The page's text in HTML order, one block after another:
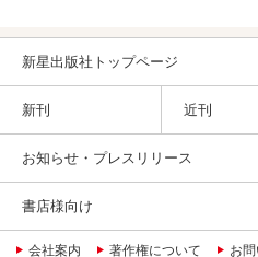
新星出版社トップページ
新刊 近刊
お知らせ・プレスリリース
書店様向け
会社案内 著作権について お